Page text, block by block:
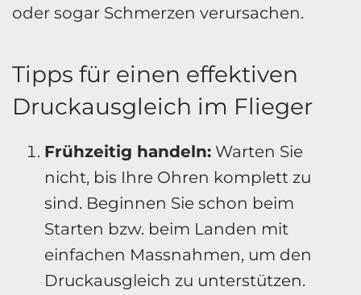
oder sogar Schmerzen verursachen.
Tipps für einen effektiven
Druckausgleich im Flieger
Frühzeitig handeln: Warten Sie
nicht, bis Ihre Ohren komplett zu
sind. Beginnen Sie schon beim
Starten bzw. beim Landen mit
einfachen Massnahmen, um den
Druckausgleich zu unterstützen.